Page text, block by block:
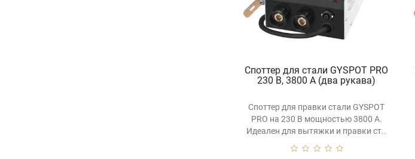
Споттер для стали GYSPOT PRO
230 В, 3800 А (два рукава)
Споттер для правки стали GYSPOT
PRO на 230 В мощностью 3800 A.
Идеален для вытяжки и правки ст..